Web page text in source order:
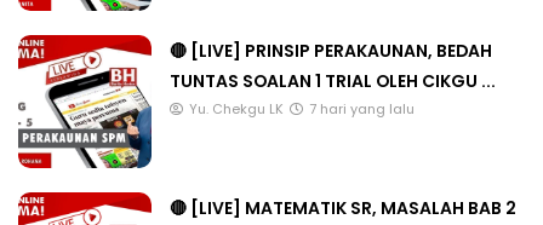
🔴 [LIVE] PRINSIP PERAKAUNAN, BEDAH
TUNTAS SOALAN 1 TRIAL OLEH CIKGU ...
Yu. Chekgu LK 7 hari yang lalu
🔴 [LIVE] MATEMATIK SR, MASALAH BAB 2